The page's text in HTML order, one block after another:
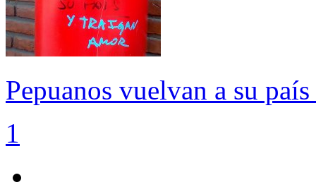
Pepuanos vuelvan a su
1